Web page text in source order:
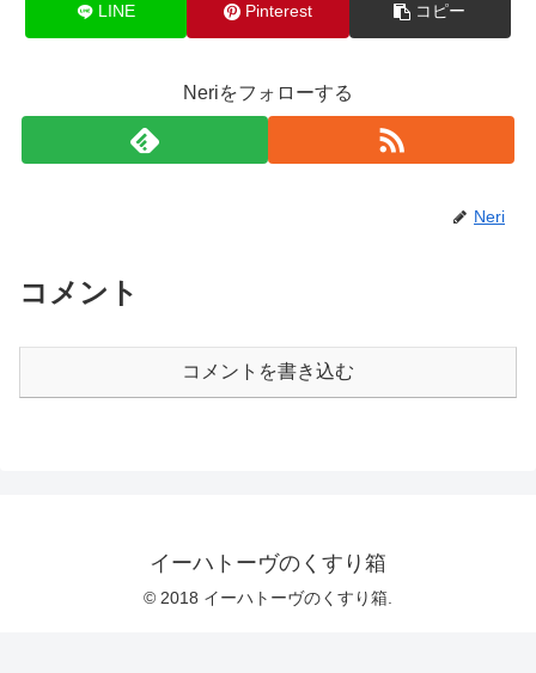
LINE Pinterest コピー
Neriをフォローする
Neri
コメント
コメントを書き込む
イーハトーヴのくすり箱
© 2018 イーハトーヴのくすり箱.